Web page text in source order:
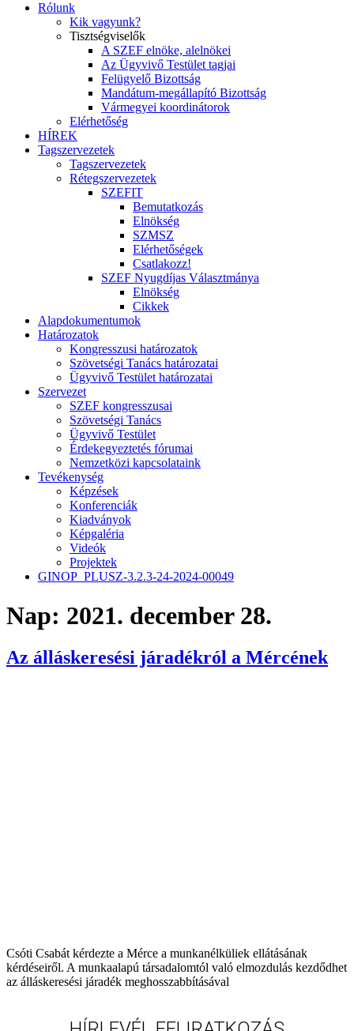
Rólunk
Kik vagyunk?
Tisztségviselők
A SZEF elnöke, alelnökei
Az Ügyvivő Testület tagjai
Felügyelő Bizottság
Mandátum-megállapító Bizottság
Vármegyei koordinátorok
Elérhetőség
HÍREK
Tagszervezetek
Tagszervezetek
Rétegszervezetek
SZEFIT
Bemutatkozás
Elnökség
SZMSZ
Elérhetőségek
Csatlakozz!
SZEF Nyugdíjas Választmánya
Elnökség
Cikkek
Alapdokumentumok
Határozatok
Kongresszusi határozatok
Szövetségi Tanács határozatai
Ügyvivő Testület határozatai
Szervezet
SZEF kongresszusai
Szövetségi Tanács
Ügyvivő Testület
Érdekegyeztetés fórumai
Nemzetközi kapcsolataink
Tevékenység
Képzések
Konferenciák
Kiadványok
Képgaléria
Videók
Projektek
GINOP_PLUSZ-3.2.3-24-2024-00049
Nap: 2021. december 28.
Az álláskeresési járadékról a Mércének
Csóti Csabát kérdezte a Mérce a munkanélküliek ellátásának
kérdéseiről. A munkaalapú társadalomtól való elmozdulás kezdődhet
az álláskeresési járadék meghosszabbításával